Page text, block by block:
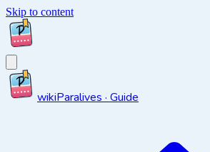
Skip to content
wikiParalives · Guide